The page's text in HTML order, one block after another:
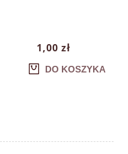
1,00 zł
DO KOSZYKA